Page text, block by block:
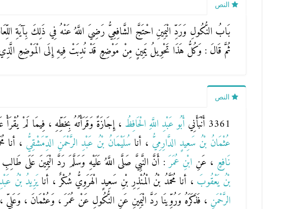
النص
بَابُ النُّكُولِ وَرَدِّ الْيَمِينِ احْتَجَّ الشَّافِعِيُّ رَضِيَ اللَّهُ عَنْهُ فِي ذَلِكَ بِآيَةِ
ثُمَّ قَالَ : وَكُلُّ هَذَا تَحْوِيلُ يَمِينٍ مِنْ مَوْضِعٍ قَدْ نُدِبَتْ فِيهِ إِلَى الْمَوْضِعِ
النص
3361 أَنْبَأَنِي أَبُو عَبْدِ اللَّهِ الْحَافِظُ ، إِجَازَةً وَقَرَأْتُهُ بِخَطِّهِ ، فِيمَا لَمْ
عُثْمَانُ بْنُ سَعِيدٍ الدَّارِمِيُّ ، أنا سُلَيْمَانُ بْنُ عَبْدِ الرَّحْمَنِ الدِّمَشْقِيُّ ، أنا
نَافِعٍ ، عَنِ ابْنِ عُمَرَ: أَنَّ النَّبِيَّ صَلَّى اللَّهُ عَلَيْهِ وَسَلَّمَ رَدَّ الْيَمِينَ عَلَى
بْنُ يَعْقُوبَ ، أنا مُحَمَّدُ بْنُ الْمُنْذِرِ بْنِ سَعِيدٍ الْهَرَوِيُّ شُكْرٌ، أنايَزِيدُ بْنُ
الرَّحْمَنِ ، فَذَكَرَهُ وَرُوِّينَا رَدَّ الْيَمِينِ عَنِ النُّكُولِ عَنْ عُمَرَ ، وَعُثْمَانَ ، وَعَلِيٍّ